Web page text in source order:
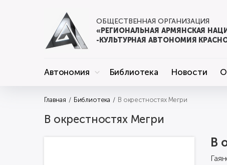
ОБЩЕСТВЕННАЯ ОРГАНИЗАЦИЯ
«РЕГИОНАЛЬНАЯ АРМЯНСКАЯ
-КУЛЬТУРНАЯ АВТОНОМИЯ
Автономия Библиотека Новости
Главная Библиотека В окрестностях Мегри
В окрестностях Мегри
В